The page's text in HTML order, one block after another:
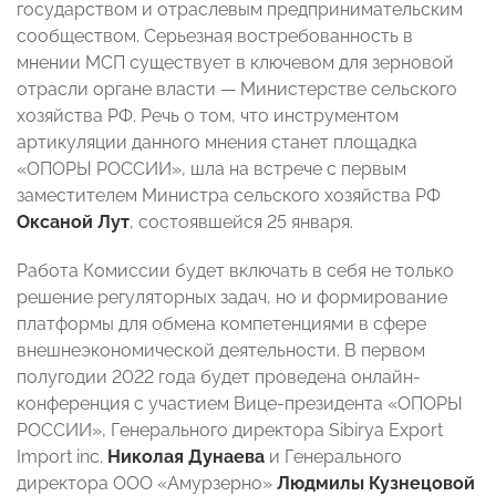
государством и отраслевым предпринимательским
сообществом. Серьезная востребованность в
мнении МСП существует в ключевом для зерновой
отрасли органе власти — Министерстве сельского
хозяйства РФ. Речь о том, что инструментом
артикуляции данного мнения станет площадка
«ОПОРЫ РОССИИ», шла на встрече с первым
заместителем Министра сельского хозяйства РФ
Оксаной Лут, состоявшейся 25 января.
Работа Комиссии будет включать в себя не только
решение регуляторных задач, но и формирование
платформы для обмена компетенциями в сфере
внешнеэкономической деятельности. В первом
полугодии 2022 года будет проведена онлайн-
конференция с участием Вице-президента «ОПОРЫ
РОССИИ», Генерального директора Sibirya Export
Import inc. Николая Дунаева и Генерального
директора ООО «Амурзерно» Людмилы Кузнецовой